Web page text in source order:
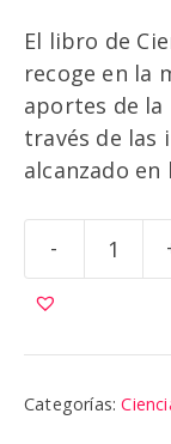
El libro de
recoge en la
aportes de la
través de las
alcanzado
-
Categorías: